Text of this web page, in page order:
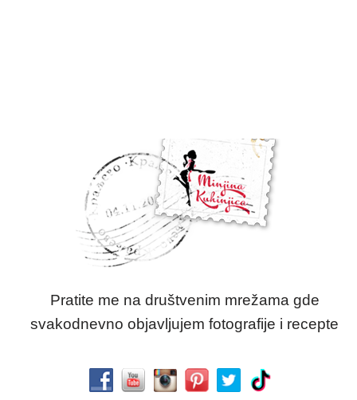
Pratite me na društvenim mrežama gde
svakodnevno objavljujem fotografije i recepte